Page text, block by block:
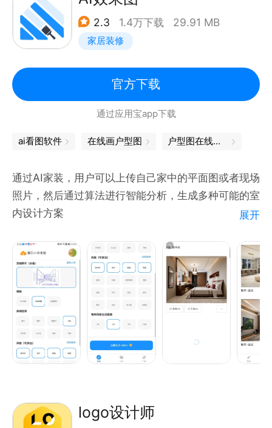
·模拟人脑分析的智能模块大成，对习题的求解成功率
在95%以上；
混凝土配筋等；
·新增暗黑主题、右侧面板，界面的整体交互方式有了
官方微博：结构大师V
联系邮箱：structuremaster@163.com
闲时间也能打怪升级
方案模型：千万经典模型素材，设计灵感如涌泉，随时
随地丰富素材库
话题
【产品反馈】
欢迎随时通过App“我的—帮助与反馈”功能，告诉我们
你对产品的想法和建议，你的每一条反馈，三维家设计
联系我们
官网/设计工具：https://b.3vjia.com
微信公众号：三维家软件
2.3 1.4万下载 29.91 MB
家居装修
官方下载
通过应用宝app下载
ai看图软件 在线画户型图 户型图在线绘制
通过AI家装，用户可以上传自己家中的平面图或者现场
照片，然后通过算法进行智能分析，生成多种可能的室
内设计方案
快速化：在短时间内生成多种家居装修方案，节省用户
宝贵的时间和精力
智能化：根据用户的需求和喜好进行智能化的分析和推
荐，生成极佳的家居装修方案
个性化：根据用户的特殊需求和喜好生成符合用户要求
的个性化家居装修方案
低成本：相比传统的室内设计和家居装修，可以获得更
展开
logo设计师